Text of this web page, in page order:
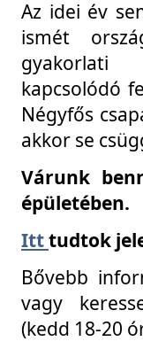
Az idei év
ismét
gyakorlati
kapcsolódó
Négyfős
akkor se
Várunk
épületében.
Itttudtok
Bővebb
vagy
(kedd 18-20